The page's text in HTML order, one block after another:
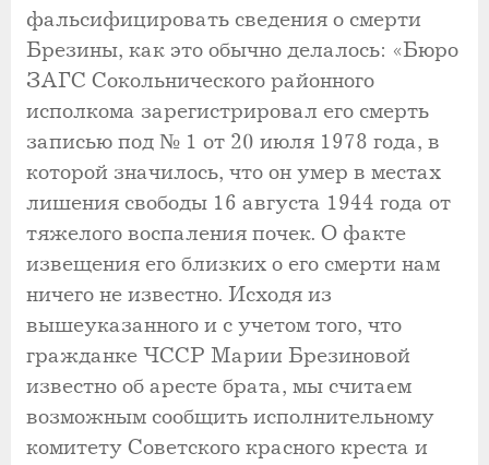
фальсифицировать сведения о смерти
Брезины, как это обычно делалось: «Бюро
ЗАГС Сокольнического районного
исполкома зарегистрировал его смерть
записью под № 1 от 20 июля 1978 года, в
которой значилось, что он умер в местах
лишения свободы 16 августа 1944 года от
тяжелого воспаления почек. О факте
извещения его близких о его смерти нам
ничего не известно. Исходя из
вышеуказанного и с учетом того, что
гражданке ЧССР Марии Брезиновой
известно об аресте брата, мы считаем
возможным сообщить исполнительному
комитету Советского красного креста и